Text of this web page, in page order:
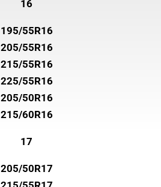
16
195/55R16
205/55R16
215/55R16
225/55R16
205/50R16
215/60R16
17
205/50R17